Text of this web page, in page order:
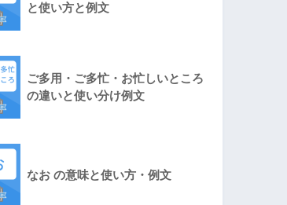
と使い方と例文
ご多用・ご多忙・お忙しいところ
の違いと使い分け例文
なお の意味と使い方・例文